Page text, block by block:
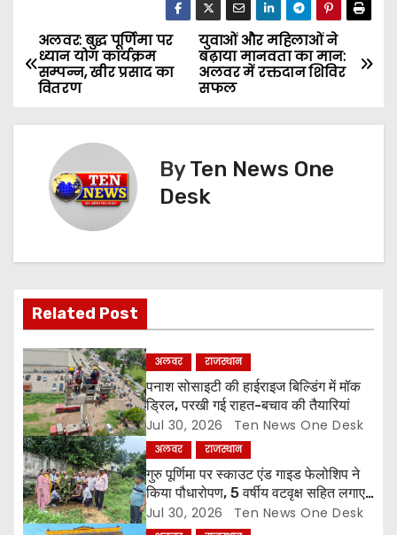
P
o
s
v
g
a
t
i
o
युवाओं और महिलाओं ने
बढ़ाया मानवता का मान:
अलवर में रक्तदान शिविर
सफल
अलवर: बुद्ध पूर्णिमा पर
ध्यान योग कार्यक्रम
सम्पन्न, खीर प्रसाद का
वितरण
ByTen News One
Desk
Related Post
अलवर राजस्थान
पनाश सोसाइटी की हाईराइज बिल्डिंग में मॉक
ड्रिल, परखी गई राहत-बचाव की तैयारियां
Jul 30, 2026 Ten News One Desk
अलवर राजस्थान
गुरु पूर्णिमा पर स्काउट एंड गाइड फेलोशिप ने
किया पौधारोपण, 5 वर्षीय वटवृक्ष सहित लगाए
6 पौधे
Jul 30, 2026 Ten News One Desk